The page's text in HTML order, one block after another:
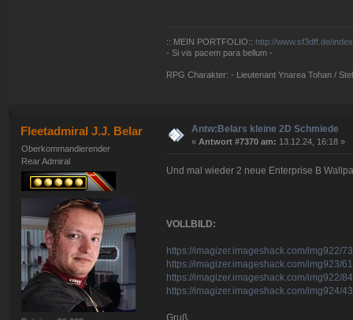
:: MEIN PORTFOLIO:: http://www.sf3dff.de/
- Si vis pacem para bellum -
RPG Charakter: - Lieutenant Ynarea Tohan /
Fleetadmiral J.J. Belar
Oberkommandierender
Rear Admiral
Antw:Belars kleine 2D Schmiede
« Antwort #7370 am: 13.12.24, 16:18 »
Und mal wieder 2 neue Enterprise B
VOLLBILD:
https://imagizer.imageshack.com/img922/
https://imagizer.imageshack.com/img923/
https://imagizer.imageshack.com/img922/
https://imagizer.imageshack.com/img924/
Gruß